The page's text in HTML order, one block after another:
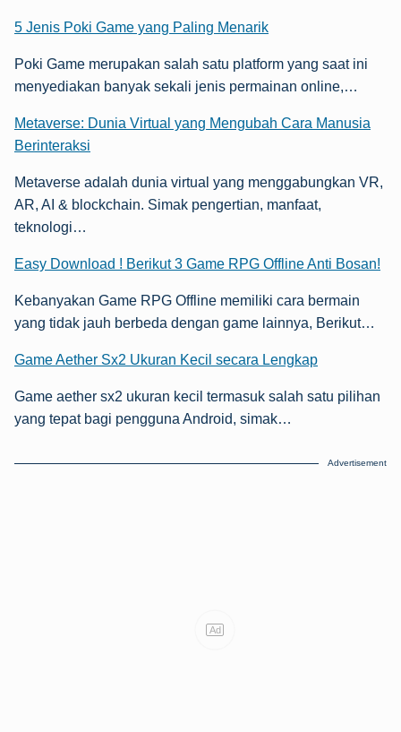
5 Jenis Poki Game yang Paling Menarik
Poki Game merupakan salah satu platform yang saat ini
menyediakan banyak sekali jenis permainan online,…
Metaverse: Dunia Virtual yang Mengubah Cara Manusia
Berinteraksi
Metaverse adalah dunia virtual yang menggabungkan VR,
AR, AI & blockchain. Simak pengertian, manfaat,
teknologi…
Easy Download ! Berikut 3 Game RPG Offline Anti Bosan!
Kebanyakan Game RPG Offline memiliki cara bermain
yang tidak jauh berbeda dengan game lainnya, Berikut…
Game Aether Sx2 Ukuran Kecil secara Lengkap
Game aether sx2 ukuran kecil termasuk salah satu pilihan
yang tepat bagi pengguna Android, simak…
Advertisement
Ad